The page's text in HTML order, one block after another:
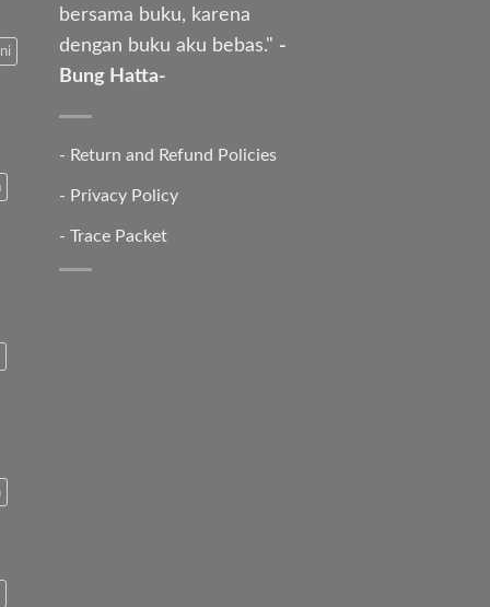
bersama buku, karena
dengan buku aku bebas." -
Bung Hatta-
- Return and Refund Policies
- Privacy Policy
- Trace Packet